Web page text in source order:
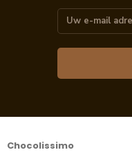
Chocolissimo